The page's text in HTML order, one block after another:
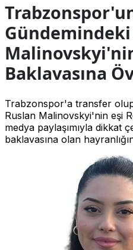
Gündemindeki
Baklavasına
Trabzonspor'a transfer
Ruslan Malinovskyi'nin eşi
medya paylaşımıyla dikkat
baklavasına olan